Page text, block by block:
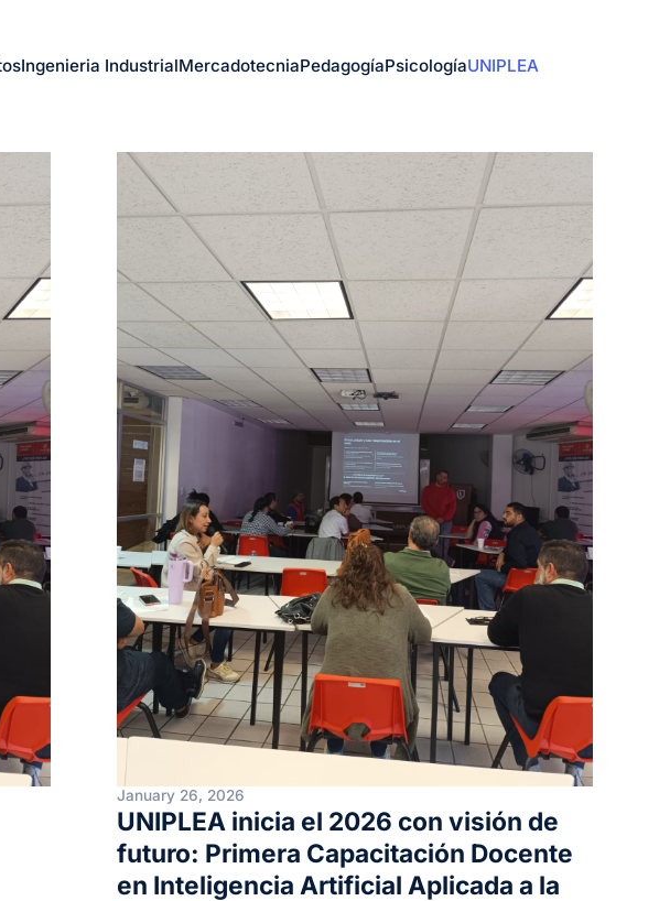
Ingenieria IndustrialMercadotecniaPedagogíaPsicologíaUNIPLEA
January 26, 2026
UNIPLEA inicia el 2026 con visión de
futuro: Primera Capacitación Docente
en Inteligencia Artificial Aplicada a la